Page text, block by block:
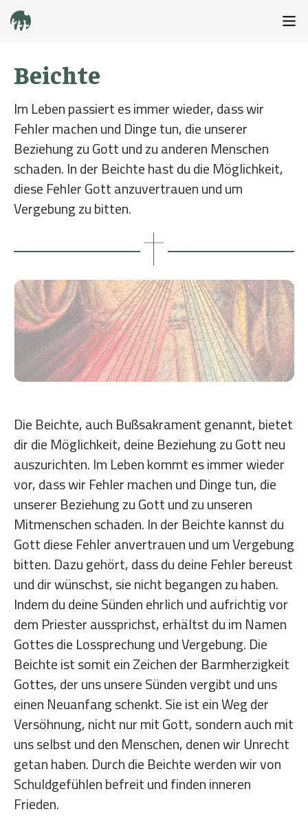
Beichte
Im Leben passiert es immer wieder, dass wir
Fehler machen und Dinge tun, die unserer
Beziehung zu Gott und zu anderen Menschen
schaden. In der Beichte hast du die Möglichkeit,
diese Fehler Gott anzuvertrauen und um
Vergebung zu bitten.
Die Beichte, auch Bußsakrament genannt, bietet
dir die Möglichkeit, deine Beziehung zu Gott neu
auszurichten. Im Leben kommt es immer wieder
vor, dass wir Fehler machen und Dinge tun, die
unserer Beziehung zu Gott und zu unseren
Mitmenschen schaden. In der Beichte kannst du
Gott diese Fehler anvertrauen und um Vergebung
bitten. Dazu gehört, dass du deine Fehler bereust
und dir wünschst, sie nicht begangen zu haben.
Indem du deine Sünden ehrlich und aufrichtig vor
dem Priester aussprichst, erhältst du im Namen
Gottes die Lossprechung und Vergebung. Die
Beichte ist somit ein Zeichen der Barmherzigkeit
Gottes, der uns unsere Sünden vergibt und uns
einen Neuanfang schenkt. Sie ist ein Weg der
Versöhnung, nicht nur mit Gott, sondern auch mit
uns selbst und den Menschen, denen wir Unrecht
getan haben. Durch die Beichte werden wir von
Schuldgefühlen befreit und finden inneren
Frieden.